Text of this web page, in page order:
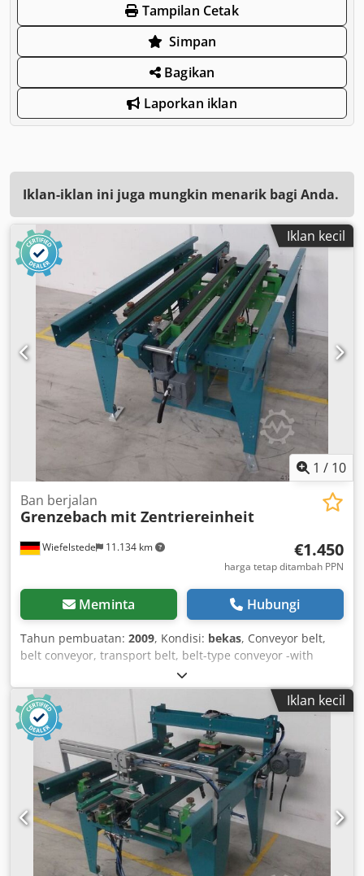
Tampilan Cetak
Simpan
Bagikan
Laporkan iklan
Iklan-iklan ini juga mungkin menarik bagi Anda.
Iklan kecil
1 / 10
Wiefelstede 11.134 km
Ban berjalan
Grenzebach mit Zentriereinheit
€1.450
harga tetap ditambah PPN
Meminta Hubungi
Tahun pembuatan: 2009, Kondisi: bekas, Conveyor belt,
belt conveyor, transport belt, belt-type conveyor -with
pneumatically driven centering unit -with lifting unit -belt
width: 2x 30 mm -width: adjustable -conveyor length: 1950
mm -with frequency inverter integrated in gear motor -
drive power: 0.075-0.37 kW -speed: 14-72 rpm Djdpob A
Tfhjfx Aa Deck -height: adjustable -dimensions:
1950/1120/H960 mm -weight: approx. 300 kg
Iklan kecil